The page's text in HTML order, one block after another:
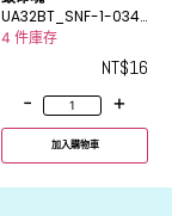
UA32BT_SNF-1-034
U
4 件庫存
NT$16
-
+
加入購物車